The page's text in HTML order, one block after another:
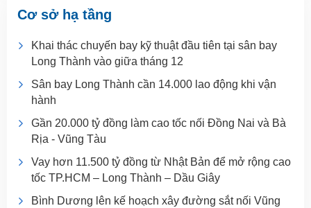
Cơ sở hạ tầng
Khai thác chuyến bay kỹ thuật đầu tiên tại sân bay
Long Thành vào giữa tháng 12
Sân bay Long Thành cần 14.000 lao động khi vận
hành
Gần 20.000 tỷ đồng làm cao tốc nối Đồng Nai và Bà
Rịa - Vũng Tàu
Vay hơn 11.500 tỷ đồng từ Nhật Bản để mở rộng cao
tốc TP.HCM – Long Thành – Dầu Giây
Bình Dương lên kế hoạch xây đường sắt nối Vũng